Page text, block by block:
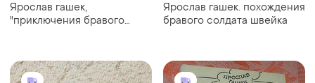
Ярослав гашек,
"приключения бравого
Ярослав гашек. похождения
бравого солдата швейка